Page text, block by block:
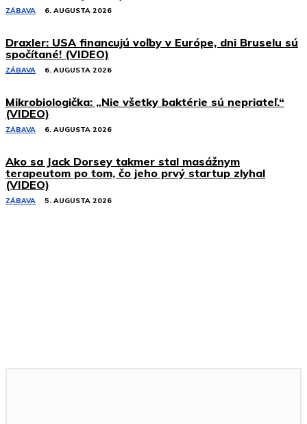
ZÁBAVA 6. AUGUSTA 2026
Draxler: USA financujú voľby v Európe, dni Bruselu sú
spočítané! (VIDEO)
ZÁBAVA 6. AUGUSTA 2026
Mikrobiologička: „Nie všetky baktérie sú nepriateľ.“
(VIDEO)
ZÁBAVA 6. AUGUSTA 2026
Ako sa Jack Dorsey takmer stal masážnym
terapeutom po tom, čo jeho prvý startup zlyhal
(VIDEO)
ZÁBAVA 5. AUGUSTA 2026